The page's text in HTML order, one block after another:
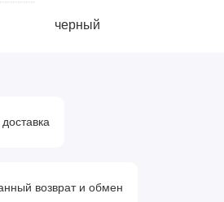
черный
возврат и обмен